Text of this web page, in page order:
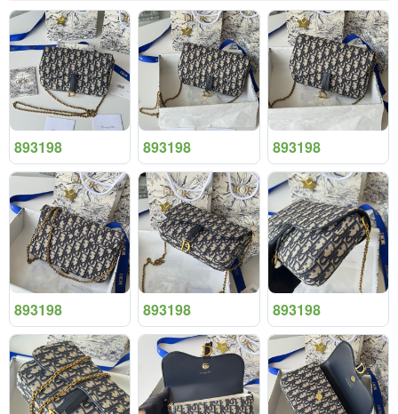
893198 893198 893198
893198 893198 893198